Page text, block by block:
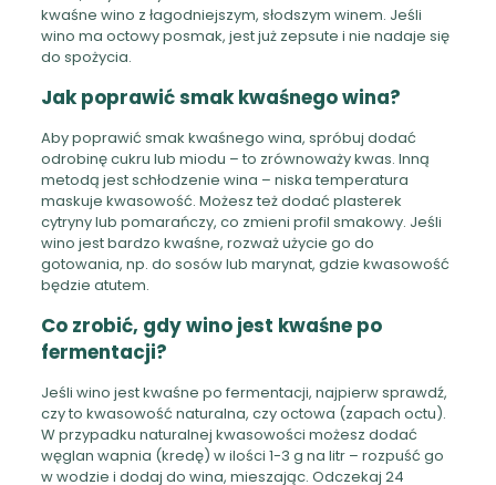
kwaśne wino z łagodniejszym, słodszym winem. Jeśli
wino ma octowy posmak, jest już zepsute i nie nadaje się
do spożycia.
Jak poprawić smak kwaśnego wina?
Aby poprawić smak kwaśnego wina, spróbuj dodać
odrobinę cukru lub miodu – to zrównoważy kwas. Inną
metodą jest schłodzenie wina – niska temperatura
maskuje kwasowość. Możesz też dodać plasterek
cytryny lub pomarańczy, co zmieni profil smakowy. Jeśli
wino jest bardzo kwaśne, rozważ użycie go do
gotowania, np. do sosów lub marynat, gdzie kwasowość
będzie atutem.
Co zrobić, gdy wino jest kwaśne po
fermentacji?
Jeśli wino jest kwaśne po fermentacji, najpierw sprawdź,
czy to kwasowość naturalna, czy octowa (zapach octu).
W przypadku naturalnej kwasowości możesz dodać
węglan wapnia (kredę) w ilości 1-3 g na litr – rozpuść go
w wodzie i dodaj do wina, mieszając. Odczekaj 24